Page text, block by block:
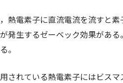
熱電素子に直流電流を流すと
発生するゼーベック効果があ
。
されている熱電素子にはビス